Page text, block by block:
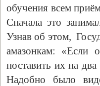
обучения всем
Сначала это
Узнав об этом,
амазонкам: «Если
поставить их на
Надобно было